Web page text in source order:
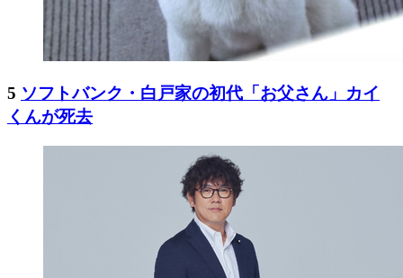
5 ソフトバンク・白戸家の初代「お父さん」カイ
くんが死去